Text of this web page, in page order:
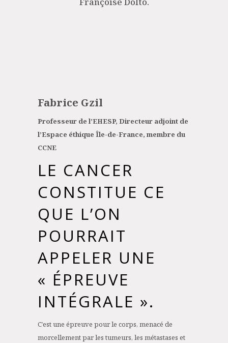
Fabrice Gzil
Professeur de l’EHESP, Directeur adjoint de
l’Espace éthique Île-de-France, membre du
CCNE
LE CANCER
CONSTITUE CE
QUE L’ON
POURRAIT
APPELER UNE
« ÉPREUVE
INTÉGRALE ».
C’est une épreuve pour le corps, menacé de
morcellement par les tumeurs, les métastases et